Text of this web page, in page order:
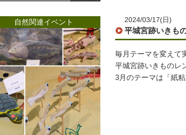
2024/03/17(日)
平城宮跡いきも
毎月テーマを変えて
平城宮跡いきものレ
3月のテーマは「紙
自然関連イベント